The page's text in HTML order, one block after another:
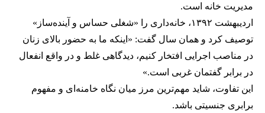
مدیریت خانه است.
اردیبهشت ۱۳۹۲، خانه‌داری را «شغلی حساس و آینده‌ساز»
توصیف کرد و همان سال گفت: «اینکه ما به حضور بالای زنان
در مناصب اجرایی افتخار کنیم، دیدگاهی غلط و در واقع انفعال
در برابر گفتمان غربی است.»
این تفاوت، شاید مهم‌ترین مرز میان نگاه خامنه‌ای و مفهوم
برابری جنسیتی باشد.